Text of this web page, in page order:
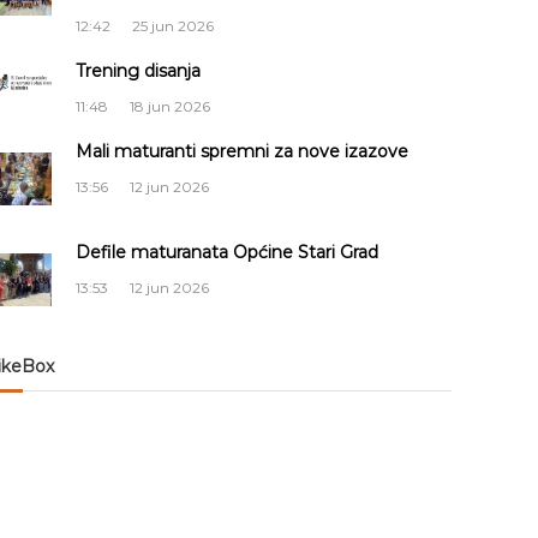
12:42 25 jun 2026
Trening disanja
11:48 18 jun 2026
Mali maturanti spremni za nove izazove
13:56 12 jun 2026
Defile maturanata Općine Stari Grad
13:53 12 jun 2026